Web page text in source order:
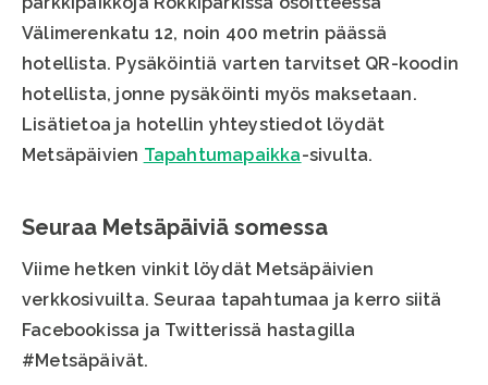
Välimerenkatu 12, noin 400 metrin päässä
hotellista. Pysäköintiä varten tarvitset QR-koodin
hotellista, jonne pysäköinti myös maksetaan.
Lisätietoa ja hotellin yhteystiedot löydät
Metsäpäivien Tapahtumapaikka-sivulta.
Seuraa Metsäpäiviä somessa
Viime hetken vinkit löydät Metsäpäivien
verkkosivuilta. Seuraa tapahtumaa ja kerro siitä
Facebookissa ja Twitterissä hastagilla
#Metsäpäivät.